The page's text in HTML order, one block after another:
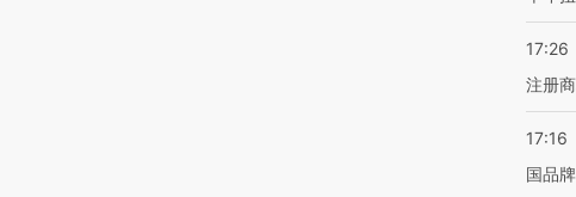
17:26
注册
17:16
国品